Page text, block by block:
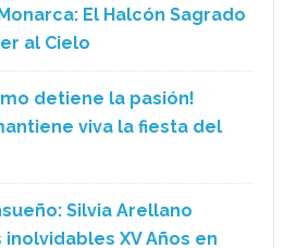
El Halcón Sagrado
al Cielo
detiene la pasión!
viva la fiesta del
Silvia Arellano
XV Años en